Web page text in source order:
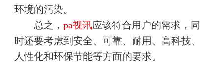
环境的污染。
总之， pa视讯应该符合用户的需求，同
时还要考虑到安全、可靠、耐用、高科技、
人性化和环保节能等方面的要求。